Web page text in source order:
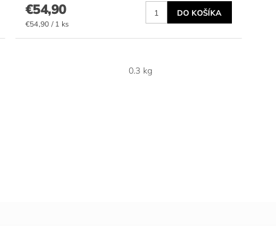
€54,90
€54,90 / 1 ks
0.3 kg